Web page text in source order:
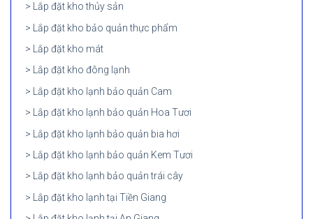
Lắp đặt kho thủy sản
Lắp đặt kho bảo quản thực phẩm
Lắp đặt kho mát
Lắp đặt kho đông lạnh
Lắp đặt kho lạnh bảo quản Cam
Lắp đặt kho lạnh bảo quản Hoa Tươi
Lắp đặt kho lạnh bảo quản bia hơi
Lắp đặt kho lạnh bảo quản Kem Tươi
Lắp đặt kho lạnh bảo quản trái cây
Lắp đặt kho lạnh tại Tiền Giang